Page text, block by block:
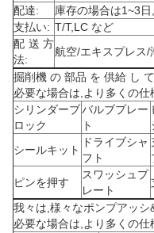
配達:
庫存の場合は1~3
支払い: T/T,LC など
配送方
法:
航空/エキスプレス/
掘削機 の 部品 を 供給 し
必要な場合は,より多くの仕
シリンダーブ
ロック
バルブプレー
ト
シールキット
ドライブシャ
フト
ピンを押す
スワッシュプ
レート
我々は,様々なポンプアッシ
必要な場合は,より多くの仕